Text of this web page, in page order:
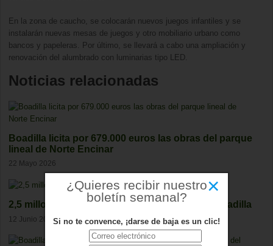
En la zona de caucho, se colocarán nuevos juegos infantiles y se
instalarán nuevas mesas de juegos y otro mobiliario urbano como
bancos y papeleras. Por último, se llevará a cabo una ampliación y
renovación del alumbrado con luminarias tipo LED.
Noticias relacionadas
Boadilla licita por 679.000 euros las obras del parque
lineal de Norte Encinar
22 Mayo 2026
2,5 millones para mejora el Recinto Ferial de Boadilla
12 Junio 2026
×
¿Quieres recibir nuestro
boletín semanal?
Si no te convence, ¡darse de baja es un clic!